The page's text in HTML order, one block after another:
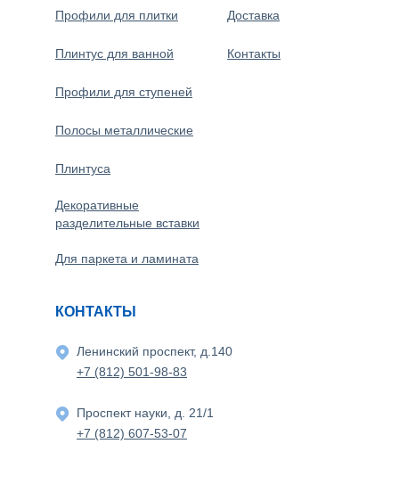
КОНТАКТЫ
Для паркета и ламината
Декоративные
разделительные вставки
Плинтуса
Полосы металлические
Контакты
Доставка
+7 (812) 607-53-07
Проспект науки, д. 21/1
Ленинский проспект, д.140
+7 (812) 501-98-83
Профили для плитки
Плинтус для ванной
Профили для ступеней